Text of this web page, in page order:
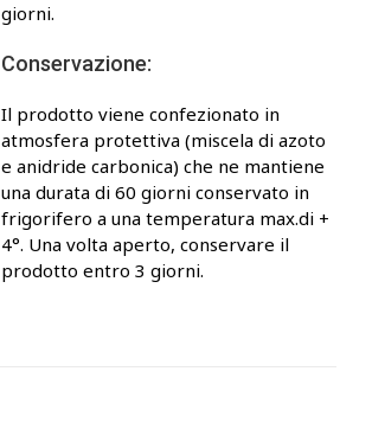
giorni.
Conservazione:
Il prodotto viene confezionato in
atmosfera protettiva (miscela di azoto
e anidride carbonica) che ne mantiene
una durata di 60 giorni conservato in
frigorifero a una temperatura max.di +
4°. Una volta aperto, conservare il
prodotto entro 3 giorni.